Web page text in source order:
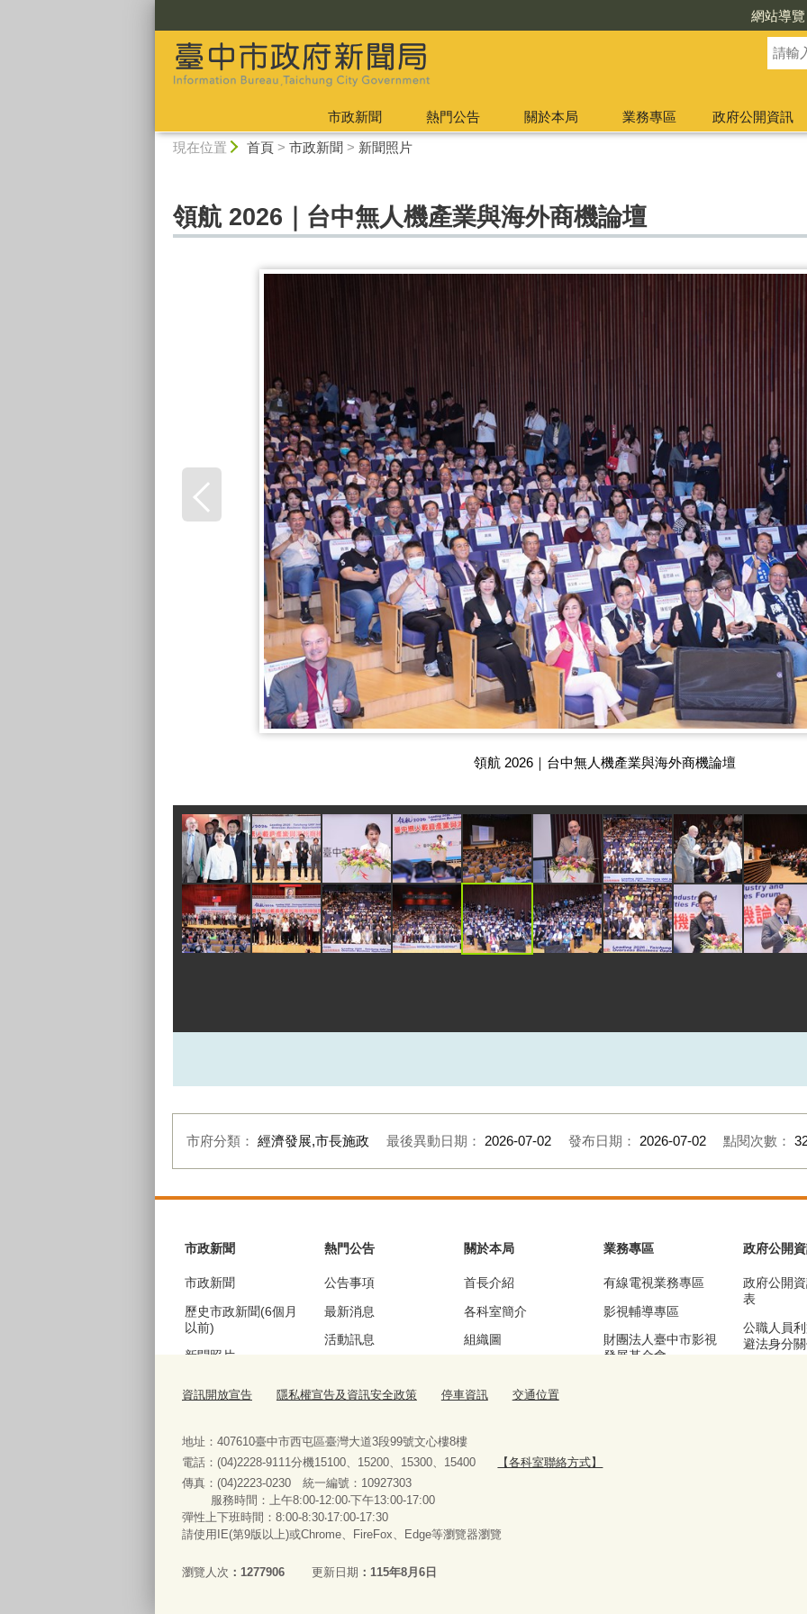
網站導覽
市政新聞 熱門公告 關於本局 業務專區
政府公開資訊
現在位置 首頁> 市政新聞 > 新聞照片
領航 2026｜台中無人機產業與海外商機論壇
領航 2026｜台中無人機產業與海外商機論壇
市府分類： 經濟發展,市長施政 最後異動日期： 2026-07-02 發布日期： 2026-07-02 點閱次數：
市政新聞
市政新聞
歷史市政新聞(6個月
以前)
新聞照片
以前)
熱門公告
公告事項
最新消息
活動訊息
公聽會訊息
關於本局
首長介紹
各科室簡介
組織圖
交通位置
業務專區
有線電視業務專區
影視輔導專區
財團法人臺中市影視
發展基金會
政府公開
政府公開
表
公職人員
避法身分
便民服務
法規查詢
表單下載與申辦